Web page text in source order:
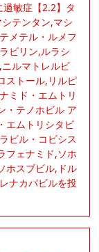
過敏症【2.2】タ
テンタン,マシ
メテル・ルメフ
ビリン,ルラシ
ルマトレルビ
ストール,リルピ
ミド・エムトリ
・テノホビル ア
エムトリシタビ
ビル・コビシス
フェナミド,ソホ
ホスブビル,ドル
ナカパビルを投